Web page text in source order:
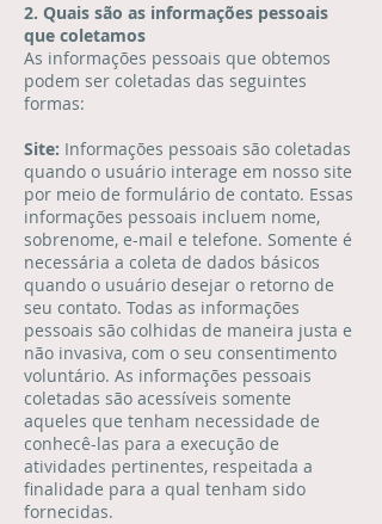
2. Quais são as informações pessoais
que coletamos
As informações pessoais que obtemos
podem ser coletadas das seguintes
formas:
Site: Informações pessoais são coletadas
quando o usuário interage em nosso site
por meio de formulário de contato. Essas
informações pessoais incluem nome,
sobrenome, e-mail e telefone. Somente é
necessária a coleta de dados básicos
quando o usuário desejar o retorno de
seu contato. Todas as informações
pessoais são colhidas de maneira justa e
não invasiva, com o seu consentimento
voluntário. As informações pessoais
coletadas são acessíveis somente
aqueles que tenham necessidade de
conhecê-las para a execução de
atividades pertinentes, respeitada a
finalidade para a qual tenham sido
fornecidas.